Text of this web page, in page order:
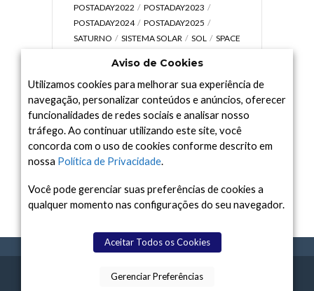
POSTADAY2022
POSTADAY2023
POSTADAY2024
POSTADAY2025
SATURNO
SISTEMA SOLAR SOL
SPACE
UNIVERSO
VÍDEO
Arquivo
Arquivo
TERMOS CONTATO SPACE TODAY
Aviso de Cookies
Utilizamos cookies para melhorar sua experiência de
navegação, personalizar conteúdos e anúncios, oferecer
funcionalidades de redes sociais e analisar nosso
tráfego. Ao continuar utilizando este site, você
concorda com o uso de cookies conforme descrito em
nossa Política de Privacidade.
Você pode gerenciar suas preferências de cookies a
qualquer momento nas configurações do seu navegador.
Aceitar Todos os Cookies
Gerenciar Preferências